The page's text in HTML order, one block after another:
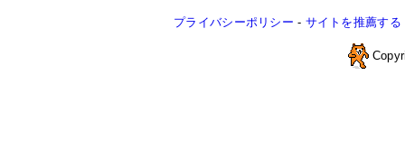
プライバシーポリシー - サイトを推薦する